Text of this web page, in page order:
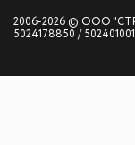
2006-2026 © ООО
5024178850 / 502401001